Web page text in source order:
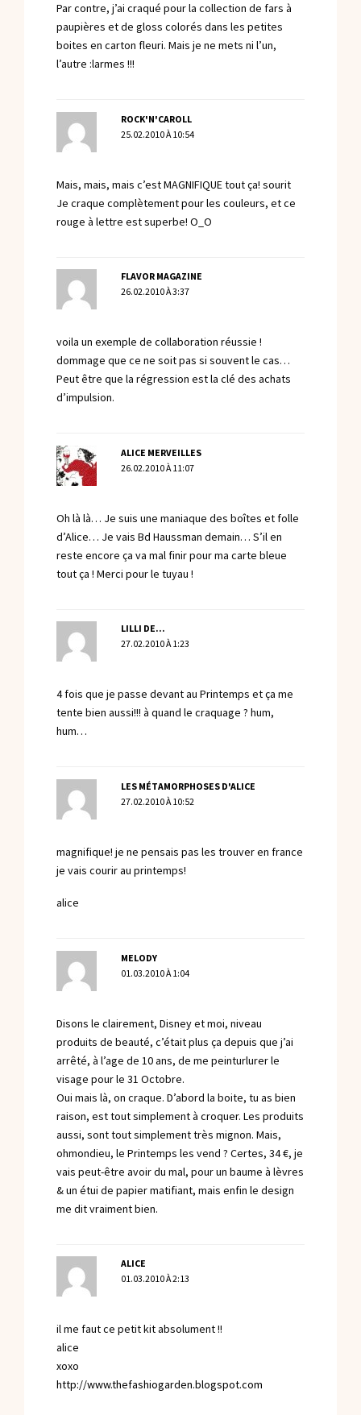
Par contre, j’ai craqué pour la collection de fars à
paupières et de gloss colorés dans les petites
boites en carton fleuri. Mais je ne mets ni l’un,
l’autre :larmes !!!
ROCK'N'CAROLL
25.02.2010 À 10:54
Mais, mais, mais c’est MAGNIFIQUE tout ça! sourit
Je craque complètement pour les couleurs, et ce
rouge à lettre est superbe! O_O
FLAVOR MAGAZINE
26.02.2010 À 3:37
voila un exemple de collaboration réussie !
dommage que ce ne soit pas si souvent le cas…
Peut être que la régression est la clé des achats
d’impulsion.
ALICE MERVEILLES
26.02.2010 À 11:07
Oh là là… Je suis une maniaque des boîtes et folle
d’Alice… Je vais Bd Haussman demain… S’il en
reste encore ça va mal finir pour ma carte bleue
tout ça ! Merci pour le tuyau !
LILLI DE...
27.02.2010 À 1:23
4 fois que je passe devant au Printemps et ça me
tente bien aussi!!! à quand le craquage ? hum,
hum…
LES MÉTAMORPHOSES D'ALICE
27.02.2010 À 10:52
magnifique! je ne pensais pas les trouver en france
je vais courir au printemps!
alice
MELODY
01.03.2010 À 1:04
Disons le clairement, Disney et moi, niveau
produits de beauté, c’était plus ça depuis que j’ai
arrêté, à l’age de 10 ans, de me peinturlurer le
visage pour le 31 Octobre.
Oui mais là, on craque. D’abord la boite, tu as bien
raison, est tout simplement à croquer. Les produits
aussi, sont tout simplement très mignon. Mais,
ohmondieu, le Printemps les vend ? Certes, 34 €, je
vais peut-être avoir du mal, pour un baume à lèvres
& un étui de papier matifiant, mais enfin le design
me dit vraiment bien.
ALICE
01.03.2010 À 2:13
il me faut ce petit kit absolument !!
alice
xoxo
http://www.thefashiogarden.blogspot.com